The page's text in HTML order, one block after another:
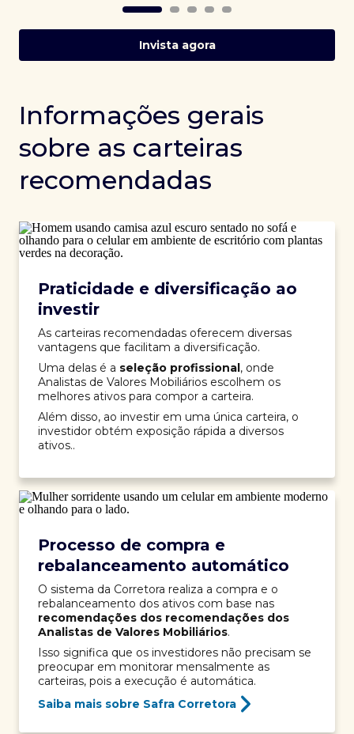
Invista agora
Informações gerais
sobre as carteiras
recomendadas
Praticidade e diversificação ao
investir
As carteiras recomendadas oferecem diversas
vantagens que facilitam a diversificação.
Uma delas é a seleção profissional, onde
Analistas de Valores Mobiliários escolhem os
melhores ativos para compor a carteira.
Além disso, ao investir em uma única carteira, o
investidor obtém exposição rápida a diversos
ativos..
Processo de compra e
rebalanceamento automático
O sistema da Corretora realiza a compra e o
rebalanceamento dos ativos com base nas
recomendações dos recomendações dos
Analistas de Valores Mobiliários.
Isso significa que os investidores não precisam se
preocupar em monitorar mensalmente as
carteiras, pois a execução é automática.
Saiba mais sobre Safra Corretora